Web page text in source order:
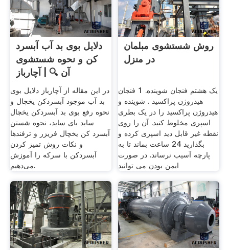
دلایل بوی بد آب آبسرد
کن و نحوه شستشوی
آن 🔍 | آچارباز
در این مقاله از آچارباز دلایل بوی
بد آب موجود آبسردکن یخچال و
نحوه رفع بوی بد آبسردکن یخچال
ساید بای ساید، نحوه شستن
آبسرد کن یخچال فریزر و ترفندها
و نکات روش تمیز کردن
آبسردکن با سرکه را آموزش
می‌دهیم.
روش شستشوی مبلمان
در منزل
یک هشتم فنجان شوینده. 1 فنجان
هیدروژن پراکسید . شوینده و
هیدروژن پراکسید را در یک بطری
اسپری مخلوط کنید. آن را روی
نقطه غیر قابل دید اسپری کرده و
بگذارید 24 ساعت بماند تا به
پارچه آسیب نرساند. در صورت
ایمن بودن می توانید